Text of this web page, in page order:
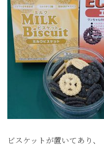
ビスケットが置いてあり、